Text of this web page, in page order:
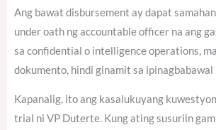
Ang bawat disbursement ay dapat
under oath ng accountable officer na ang
sa confidential o intelligence operations,
dokumento, hindi ginamit sa ipinagbabawal
Kapanalig, ito ang kasalukuyang
trial ni VP Duterte. Kung ating susuriin